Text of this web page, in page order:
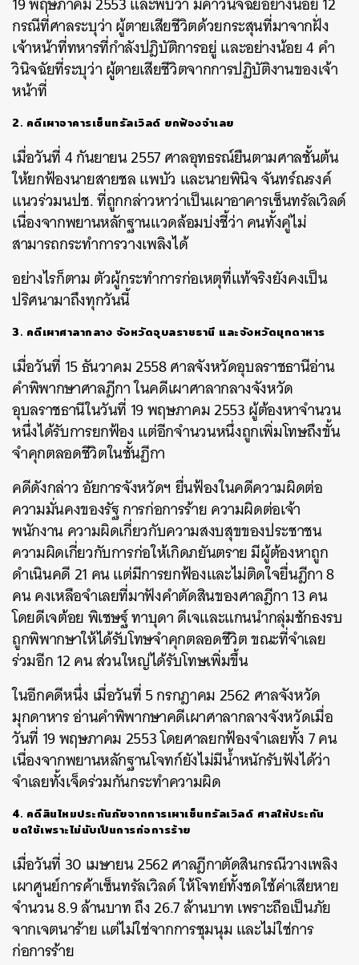
กรณีที่ศาลระบุว่า ผู้ตายเสียชีวิตด้วยกระสุนที่มาจากฝั่ง
เจ้าหน้าที่ทหารที่กำลังปฎิบัติการอยู่ และอย่างน้อย 4 คำ
วินิจฉัยที่ระบุว่า ผู้ตายเสียชีวิตจากการปฏิบัติงานของเจ้า
หน้าที่
2. คดีเผาอาคารเซ็นทรัลเวิลด์ ยกฟ้องจำเลย
เมื่อวันที่ 4 กันยายน 2557 ศาลอุทธรณ์ยืนตามศาลชั้นต้น
ให้ยกฟ้องนายสายชล แพบัว และนายพินิจ จันทร์ณรงค์
แนวร่วมนปช. ที่ถูกกล่าวหาว่าเป็นเผาอาคารเซ็นทรัลเวิลด์
เนื่องจากพยานหลักฐานแวดล้อมบ่งชี้ว่า คนทั้งคู่ไม่
สามารถกระทำการวางเพลิงได้
อย่างไรก็ตาม ตัวผู้กระทำการก่อเหตุที่แท้จริงยังคงเป็น
ปริศนามาถึงทุกวันนี้
3. คดีเผาศาลากลาง จังหวัดอุบลราชธานี และจังหวัดมุกดาหาร
เมื่อวันที่ 15 ธันวาคม 2558 ศาลจังหวัดอุบลราชธานีอ่าน
คำพิพากษาศาลฎีกา ในคดีเผาศาลากลางจังหวัด
อุบลราชธานีในวันที่ 19 พฤษภาคม 2553 ผู้ต้องหาจำนวน
หนึ่งได้รับการยกฟ้อง แต่อีกจำนวนหนึ่งถูกเพิ่มโทษถึงขั้น
จำคุกตลอดชีวิตในชั้นฏีกา
คดีดังกล่าว อัยการจังหวัดฯ ยื่นฟ้องในคดีความผิดต่อ
ความมั่นคงของรัฐ การก่อการร้าย ความผิดต่อเจ้า
พนักงาน ความผิดเกี่ยวกับความสงบสุขของประชาชน
ความผิดเกี่ยวกับการก่อให้เกิดภยันตราย มีผู้ต้องหาถูก
ดำเนินคดี 21 คน แต่มีการยกฟ้องและไม่ติดใจยื่นฎีกา 8
คน คงเหลือจำเลยที่มาฟังคำตัดสินของศาลฎีกา 13 คน
โดยดีเจต้อย พิเชษฐ์ ทาบุดา ดีเจและแกนนำกลุ่มชักธงรบ
ถูกพิพากษาให้ได้รับโทษจำคุกตลอดชีวิต ขณะที่จำเลย
ร่วมอีก 12 คน ส่วนใหญ่ได้รับโทษเพิ่มขึ้น
ในอีกคดีหนึ่ง เมื่อวันที่ 5 กรกฎาคม 2562 ศาลจังหวัด
มุกดาหาร อ่านคำพิพากษาคดีเผาศาลากลางจังหวัดเมื่อ
วันที่ 19 พฤษภาคม 2553 โดยศาลยกฟ้องจำเลยทั้ง 7 คน
เนื่องจากพยานหลักฐานโจทก์ยังไม่มีน้ำหนักรับฟังได้ว่า
จำเลยทั้งเจ็ดร่วมกันกระทำความผิด
4. คดีสินไหมประกันภัยจากการเผาเซ็นทรัลเวิลด์ ศาลให้ประกัน
ชดใช้เพราะไม่นับเป็นการก่อการร้าย
เมื่อวันที่ 30 เมษายน 2562 ศาลฎีกาตัดสินกรณีวางเพลิง
เผาศูนย์การค้าเซ็นทรัลเวิลด์ ให้โจทย์ทั้งชดใช้ค่าเสียหาย
จำนวน 8.9 ล้านบาท ถึง 26.7 ล้านบาท เพราะถือเป็นภัย
จากเจตนาร้าย แต่ไม่ใช่จากการชุมนุม และไม่ใช่การ
ก่อการร้าย